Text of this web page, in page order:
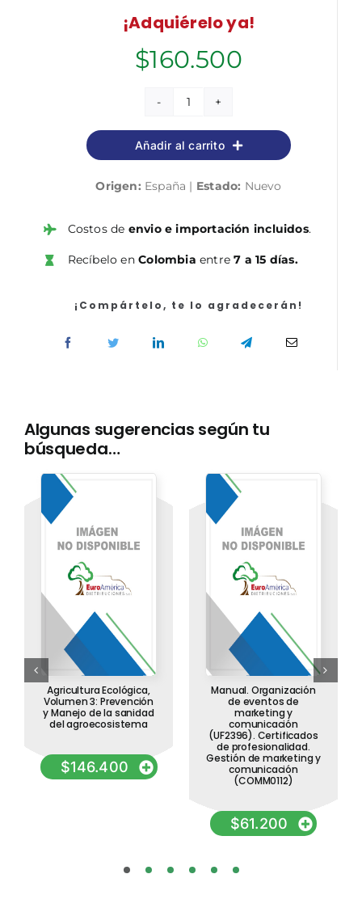
¡Adquiérelo ya!
$160.500
Transporte
internacional
de
2.ª
cantidad
Añadir al carrito
Origen: España | Estado: Nuevo
Costos de envio e importación incluidos.
Recíbelo enColombia entre7 a 15 días.
¡Compártelo, te lo agradecerán!
Algunas sugerencias según tu
búsqueda…
Agricultura Ecológica,
Volumen 3: Prevención
y Manejo de la sanidad
del agroecosistema
$146.400
Manual. Organización
de eventos de
marketing y
comunicación
(UF2396). Certificados
de profesionalidad.
Gestión de marketing y
comunicación
(COMM0112)
$61.200